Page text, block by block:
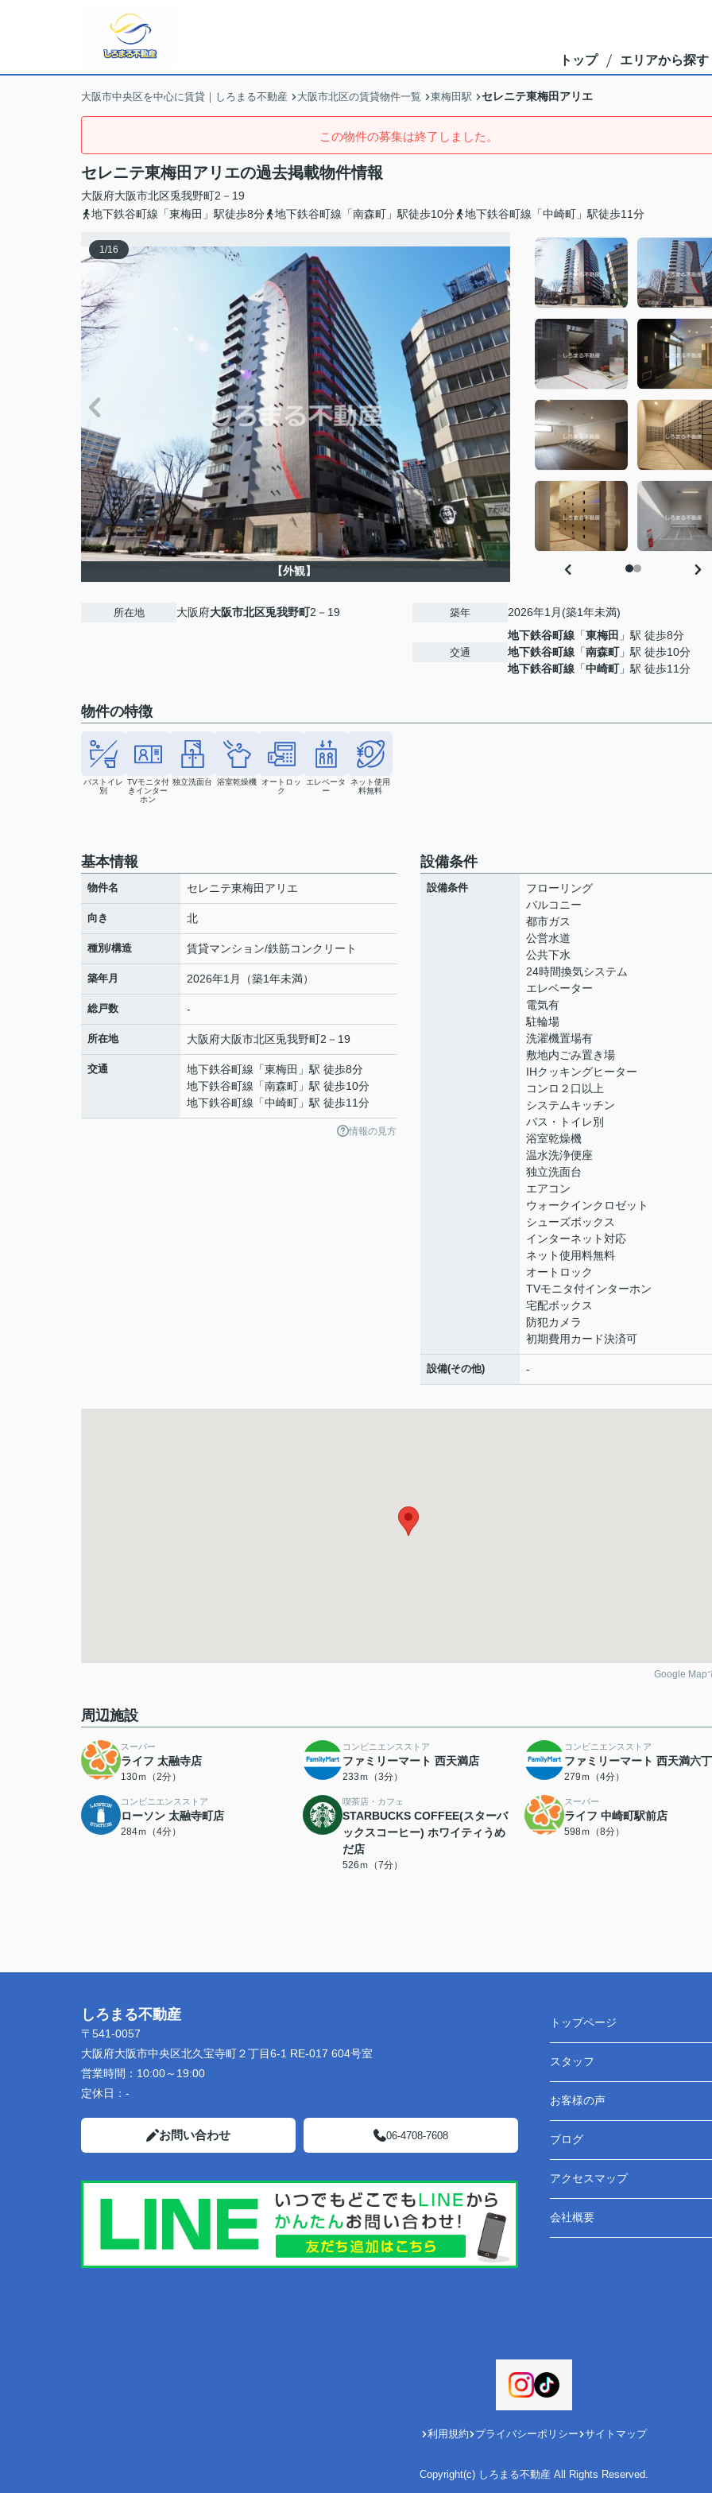
トップ エリアから探す
大阪市中央区を中心に賃貸｜しろまる不動産 大阪市北区の賃貸物件一覧 東梅田駅 セレニテ東梅田アリエ
この物件の募集は終了しました。
セレニテ東梅田アリエの過去掲載物件情報
大阪府大阪市北区兎我野町2－19
地下鉄谷町線「東梅田」駅徒歩8分
地下鉄谷町線「南森町」駅徒歩10分 地下鉄谷町線「中崎町」駅徒歩11分
1/16
【外観】
所在地 大阪府大阪市北区兎我野町2－19 築年 2026年1月(築1年未満)
交通
地下鉄谷町線 「東梅田 」駅 徒歩8分
地下鉄谷町線 「南森町」駅 徒歩10分
地下鉄谷町線 「中崎町」駅 徒歩11分
物件の特徴
バストイレ
別
TVモニタ付
きインター
ホン
独立洗面台 浴室乾燥機
オートロッ
ク
エレベータ
ー
ネット使用
料無料
基本情報
物件名 セレニテ東梅田アリエ
向き 北
種別/構造 賃貸マンション/鉄筋コンクリート
築年月 2026年1月（築1年未満）
総戸数 -
所在地 大阪府大阪市北区兎我野町2－19
交通 地下鉄谷町線 「東梅田 」駅 徒歩8分
地下鉄谷町線 「南森町 」駅 徒歩10分
地下鉄谷町線 「中崎町 」駅 徒歩11分
情報の見方
設備条件
設備条件
フローリング
バルコニー
都市ガス
公営水道
公共下水
24時間換気システム
エレベーター
電気有
駐輪場
洗濯機置場有
敷地内ごみ置き場
IHクッキングヒーター
コンロ２口以上
システムキッチン
バス・トイレ別
浴室乾燥機
温水洗浄便座
独立洗面台
エアコン
ウォークインクロゼット
シューズボックス
インターネット対応
ネット使用料無料
オートロック
TVモニタ付インターホン
宅配ボックス
防犯カメラ
初期費用カード決済可
設備(その他) -
Google Map
周辺施設
スーパー
ライフ 太融寺店
130ｍ（2分）
コンビニエンスストア
ファミリーマート 西天満店
233ｍ（3分）
コンビニエンスストア
ファミリーマート 西天満六
279ｍ（4分）
コンビニエンスストア
ローソン 太融寺町店
284ｍ（4分）
喫茶店・カフェ
STARBUCKS COFFEE(スターバ
ックスコーヒー) ホワイティうめ
だ店
526ｍ（7分）
スーパー
ライフ 中崎町駅前店
598ｍ（8分）
しろまる不動産
〒541-0057
大阪府大阪市中央区北久宝寺町２丁目6-1 RE-017 604号室
営業時間： 10:00～19:00
定休日： -
お問い合わせ 06-4708-7608
トップページ
スタッフ
お客様の声
ブログ
アクセスマップ
会社概要
利用規約 プライバシーポリシー サイトマップ
Copyright(c) しろまる不動産 All Rights Reserved.